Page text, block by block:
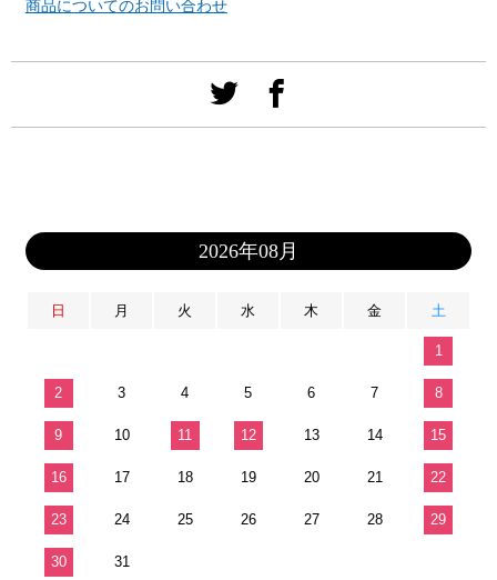
商品についてのお問い合わせ
2026年08月
日 月 火 水 木 金 土
1
2 3 4 5 6 7 8
9 10 11 12 13 14 15
16 17 18 19 20 21 22
23 24 25 26 27 28 29
30 31